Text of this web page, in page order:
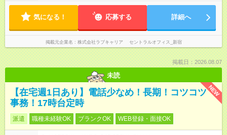
気になる！ 応募する 詳細へ
掲載元企業名 株式会社ラブキャリア セントラルオフィス_新宿
掲載日：2026.08.07
未読
NEW
【在宅週1日あり】電話少なめ！長期！コツコツ
事務！17時台定時
派遣 職種未経験OK ブランクOK WEB登録・面接OK